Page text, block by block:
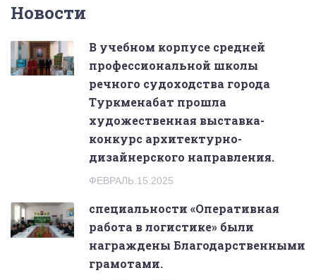
Новости
В учебном корпусе средней
профессиональной школы
речного судоходства города
Туркменабат прошла
художественная выставка-
конкурс архитектурно-
дизайнерского направления.
ФЕВРАЛЬ.15.2025
специальности «Оперативная
работа в логистике» были
награждены Благодарственными
грамотами.